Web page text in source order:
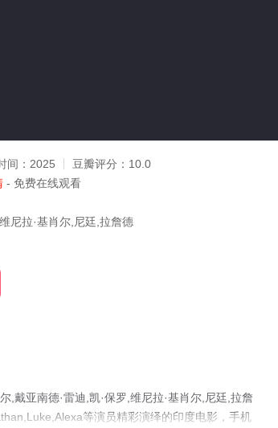
间： 2025 豆瓣评分： 10.0
- 免费在线观看
尼拉·基肖尔,尼廷,拉詹德
戴亚南德·雷迪,凯·保罗,维尼拉·基肖尔,尼廷,拉詹
等演员精彩演绎的印度电影，手机